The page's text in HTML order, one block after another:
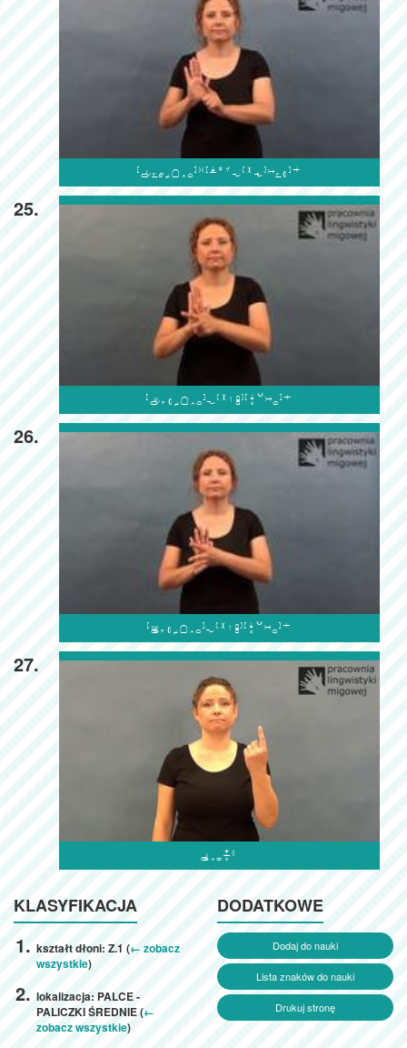

25.

26.

27.

KLASYFIKACJA
kształt dłoni: Z.1 (← zobacz
wszystkie)
lokalizacja: PALCE -
PALICZKI ŚREDNIE (←
zobacz wszystkie)
DODATKOWE
Dodaj do nauki
Lista znaków do nauki
Drukuj stronę